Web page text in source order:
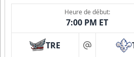
Groupes Rabais
Plus d'amis, plus
Heure de début:
7:00 PM ET
TRE at